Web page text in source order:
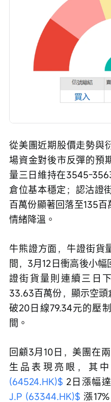
從美團近期股價走勢與
場資金對後市反彈的預
量三日維持在3545-
倉位基本穩定；認沽證
百萬份顯著回落至135
情緒降溫。
牛熊證方面，牛證街貨
間，3月12日衝高後小
證街貨量則連續三日
33.63百萬份，顯示空
破20日線79.34元的壓
間。
回顧3月10日，美團在
生品表現亮眼，其
(64524.HK)$ 2日漲幅
J.P (63344.HK)$ 漲